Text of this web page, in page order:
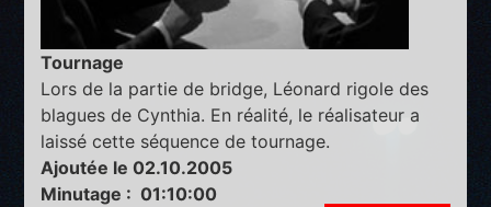
Tournage
Lors de la partie de bridge, Léonard rigole des
blagues de Cynthia. En réalité, le réalisateur a
laissé cette séquence de tournage.
Ajoutée le 02.10.2005
Minutage : 01:10:00